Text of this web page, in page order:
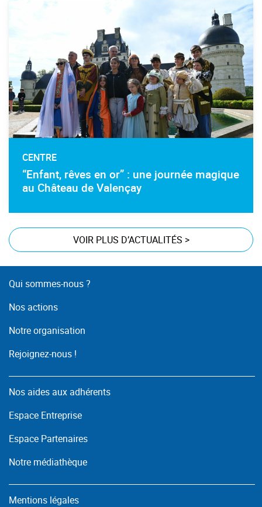
CENTRE
“Enfant, rêves en or” : une journée magique
au Château de Valençay
VOIR PLUS D’ACTUALITÉS >
Qui sommes-nous ?
Nos actions
Notre organisation
Rejoignez-nous !
Nos aides aux adhérents
Espace Entreprise
Espace Partenaires
Notre médiathèque
Mentions légales